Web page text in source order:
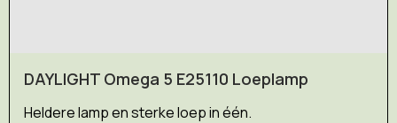
DAYLIGHT Omega 5 E25110 Loeplamp
Heldere lamp en sterke loep in één.